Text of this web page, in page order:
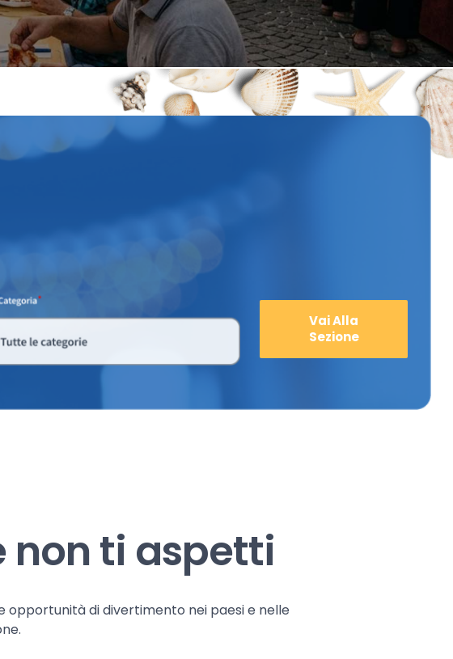
Vai Alla
Sezione
non ti aspetti
opportunità di divertimento nei paesi e nelle